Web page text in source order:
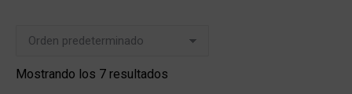
Mostrando los 7 resultados